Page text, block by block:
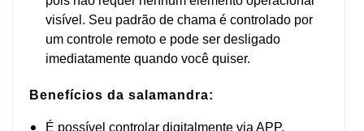
visível. Seu padrão de chama é controlado por
um controle remoto e pode ser desligado
imediatamente quando você quiser.
Benefícios da salamandra:
É possível controlar digitalmente via APP.